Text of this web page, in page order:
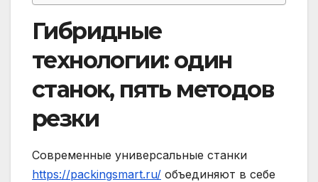
Гибридные
технологии: один
станок, пять методов
резки
Современные универсальные станки
https://packingsmart.ru/ объединяют в себе